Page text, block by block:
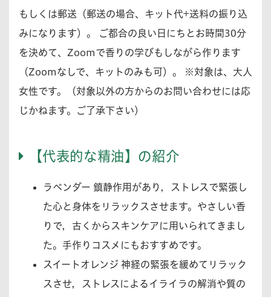
もしくは郵送（郵送の場合、キット代+送料の振り込
みになります）。 ご都合の良い日にちとお時間30分
を決めて、Zoomで香りの学びもしながら作ります
（Zoomなしで、キットのみも可）。 ※対象は、大人
女性です。（対象以外の方からのお問い合わせには応
じかねます。ご了承下さい）
【代表的な精油】の紹介
ラベンダー 鎮静作用があり，ストレスで緊張し
た心と身体をリラックスさせます。やさしい香
りで，古くからスキンケアに用いられてきまし
た。手作りコスメにもおすすめです。
スイートオレンジ 神経の緊張を緩めてリラック
スさせ，ストレスによるイライラの解消や質の